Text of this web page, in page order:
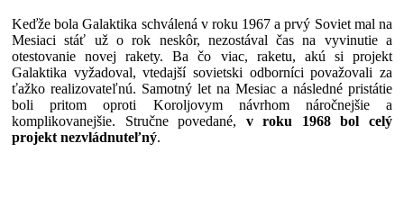
Keďže bola Galaktika schválená v roku 1967 a prvý Soviet mal na
Mesiaci stáť už o rok neskôr, nezostával čas na vyvinutie a
otestovanie novej rakety. Ba čo viac, raketu, akú si projekt
Galaktika vyžadoval, vtedajší sovietski odborníci považovali za
ťažko realizovateľnú. Samotný let na Mesiac a následné pristátie
boli pritom oproti Koroljovym návrhom náročnejšie a
komplikovanejšie. Stručne povedané, v roku 1968 bol celý
projekt nezvládnuteľný.